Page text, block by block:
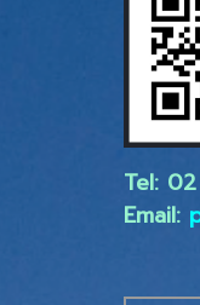
Tel:
Email: